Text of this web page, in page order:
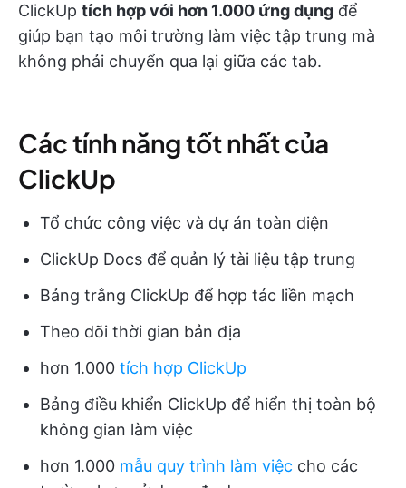
ClickUp tích hợp với hơn 1.000 ứng dụng để
giúp bạn tạo môi trường làm việc tập trung mà
không phải chuyển qua lại giữa các tab.
Các tính năng tốt nhất của
ClickUp
Tổ chức công việc và dự án toàn diện
ClickUp Docs để quản lý tài liệu tập trung
Bảng trắng ClickUp để hợp tác liền mạch
Theo dõi thời gian bản địa
hơn 1.000 tích hợp ClickUp
Bảng điều khiển ClickUp để hiển thị toàn bộ
không gian làm việc
hơn 1.000 mẫu quy trình làm việc cho các